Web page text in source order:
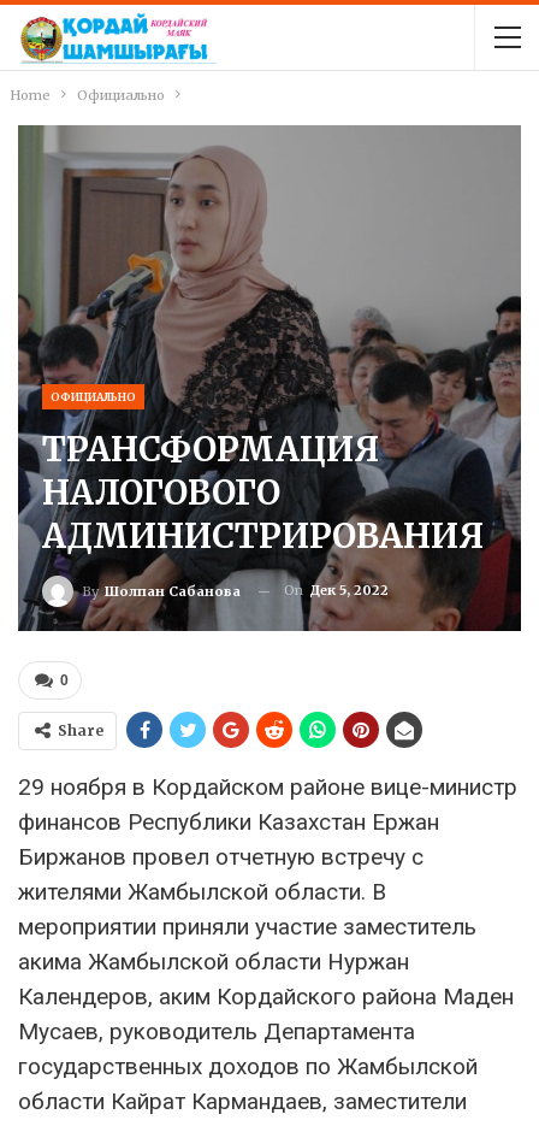
Home Официально
ОФИЦИАЛЬНО
ТРАНСФОРМАЦИЯ
НАЛОГОВОГО
АДМИНИСТРИРОВАНИЯ
ByШолпан Сабанова On Дек 5, 2022
0
Share
29 ноября в Кордайском районе вице-министр
финансов Республики Казахстан Ержан
Биржанов провел отчетную встречу с
жителями Жамбылской области. В
мероприятии приняли участие заместитель
акима Жамбылской области Нуржан
Календеров, аким Кордайского района Маден
Мусаев, руководитель Департамента
государственных доходов по Жамбылской
области Кайрат Кармандаев, заместители